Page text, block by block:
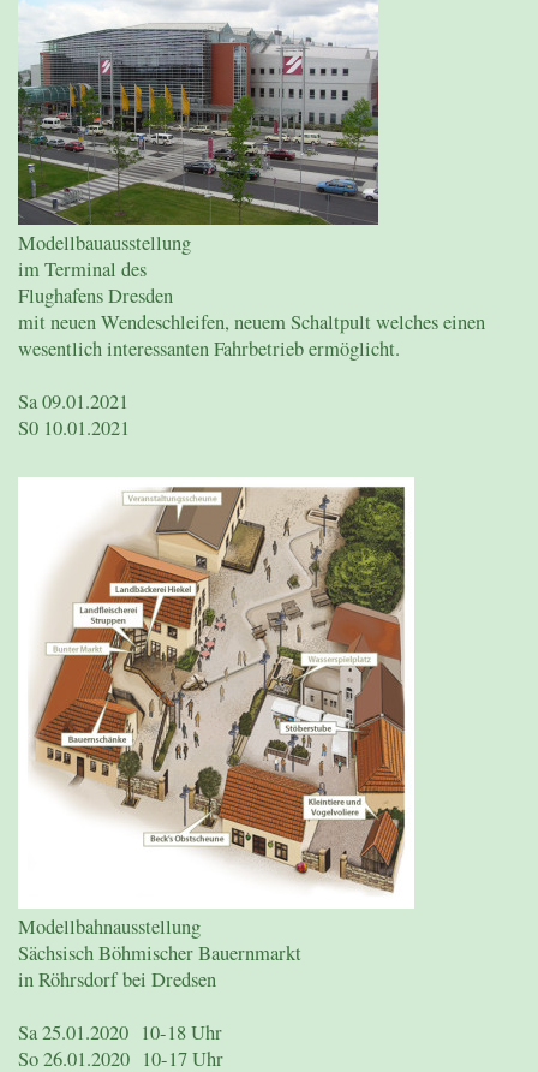
Modellbauausstellung
im Terminal des
Flughafens Dresden
mit neuen Wendeschleifen, neuem Schaltpult welches einen
wesentlich interessanten Fahrbetrieb ermöglicht.
Sa 09.01.2021
S0 10.01.2021
Modellbahnausstellung
Sächsisch Böhmischer Bauernmarkt
in Röhrsdorf bei Dredsen
Sa 25.01.2020 10-18 Uhr
So 26.01.2020 10-17 Uhr